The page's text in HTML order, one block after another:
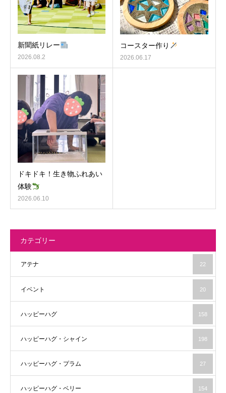
新聞紙リレー
2026.08.2
コースター作り
2026.06.17
ドキドキ！生き物ふれあい
体験
2026.06.10
カテゴリー
アテナ 22
イベント 20
ハッピーハグ 158
ハッピーハグ・シャイン 198
ハッピーハグ・プラム 27
ハッピーハグ・ベリー 154